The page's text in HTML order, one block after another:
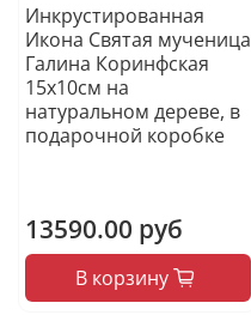
Инкрустированная
Икона Святая мученица
Галина Коринфская
15х10см на
натуральном дереве, в
подарочной коробке
13590.00 руб
В корзину